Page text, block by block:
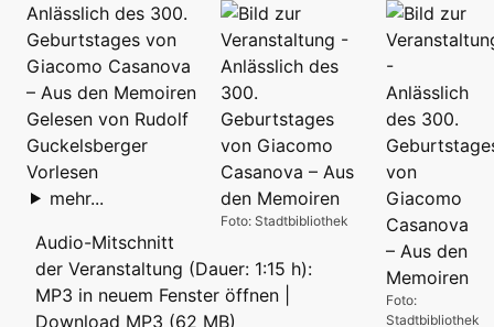
Foto:
Stadtbibliothek
Foto: Stadtbibliothek
Anlässlich des 300.
Geburtstages von
Giacomo Casanova
– Aus den Memoiren
Gelesen von Rudolf
Guckelsberger
Vorlesen
mehr...
Audio-Mitschnitt
der Veranstaltung (Dauer: 1:15 h):
MP3 in neuem Fenster öffnen
Download MP3 (62 MB)